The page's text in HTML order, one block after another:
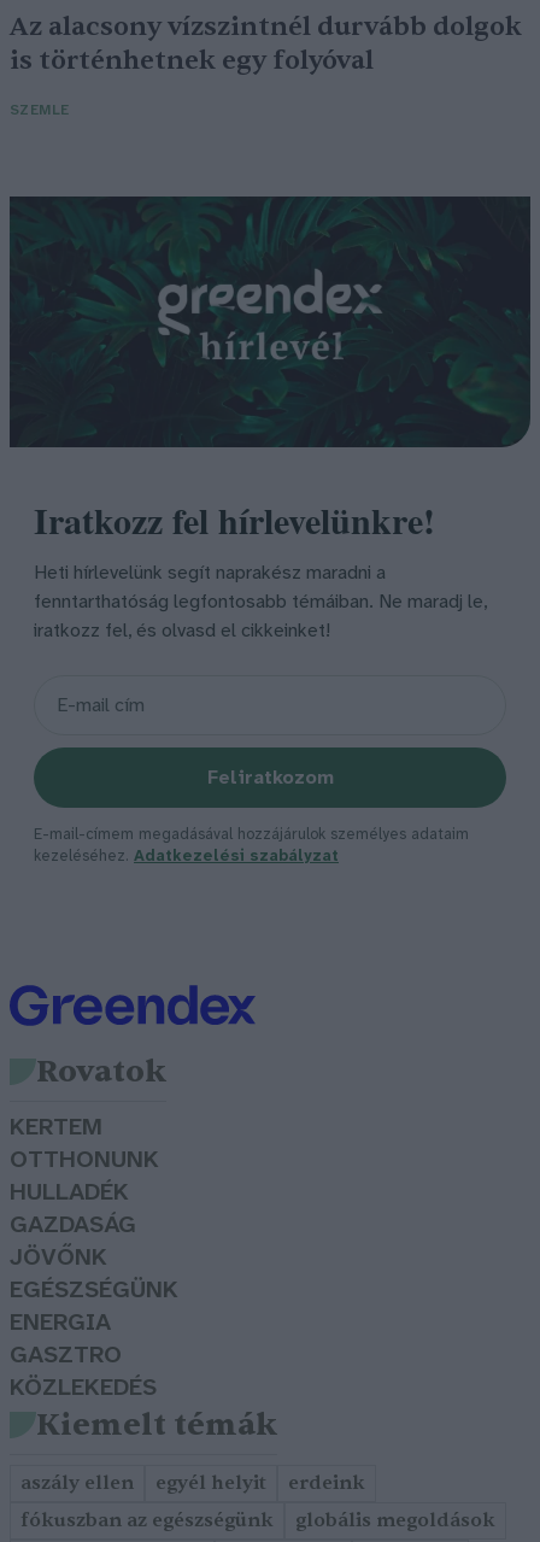
Az alacsony vízszintnél durvább dolgok
is történhetnek egy folyóval
SZEMLE
Iratkozz fel hírlevelünkre!
Heti hírlevelünk segít naprakész maradni a
fenntarthatóság legfontosabb témáiban. Ne maradj le,
iratkozz fel, és olvasd el cikkeinket!
Feliratkozom
E-mail-címem megadásával hozzájárulok személyes adataim
kezeléséhez. Adatkezelési szabályzat
Rovatok
KERTEM
OTTHONUNK
HULLADÉK
GAZDASÁG
JÖVŐNK
EGÉSZSÉGÜNK
ENERGIA
GASZTRO
KÖZLEKEDÉS
Kiemelt témák
aszály ellen egyél helyit
erdeink
fókuszban az egészségünk
globális megoldások